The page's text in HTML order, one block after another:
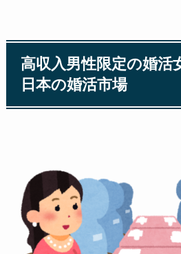
高収入男性限定の婚活
日本の婚活市場